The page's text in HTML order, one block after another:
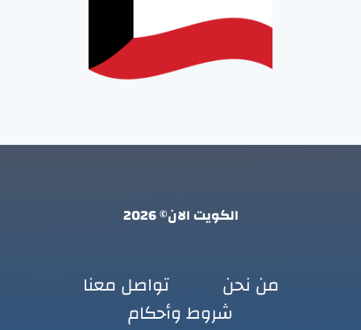
الكويت الان© 2026
من نحن
تواصل معنا
شروط وأحكام